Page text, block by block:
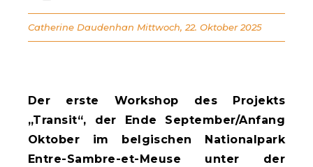
Der erste Workshop des Projekts
„Transit“, der Ende September/Anfang
Oktober im belgischen Nationalpark
Entre-Sambre-et-Meuse unter der
Catherine Daudenhan Mittwoch, 22. Oktober 2025